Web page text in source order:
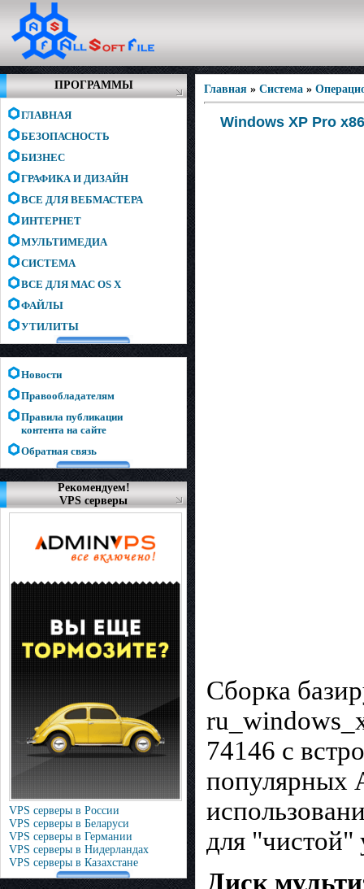
ПРОГРАММЫ
ГЛАВНАЯ
БЕЗОПАСНОСТЬ
БИЗНЕС
ГРАФИКА И ДИЗАЙН
ВСЕ ДЛЯ ВЕБМАСТЕРА
ИНТЕРНЕТ
МУЛЬТИМЕДИА
СИСТЕМА
ВСЕ ДЛЯ MAC OS X
ФАЙЛЫ
УТИЛИТЫ
Новости
Правообладателям
Правила публикации
контента на сайте
Обратная связь
Рекомендуем!
VPS серверы
VPS серверы в России
VPS серверы в Беларуси
VPS серверы в Германии
VPS серверы в Нидерландах
VPS серверы в Казахстане
Главная » Система »
Windows XP Pro
Сборка
74146 с
популярных
для "чистой"
Диск